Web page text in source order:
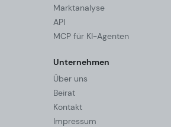
Marktanalyse
API
MCP für KI-Agenten
Unternehmen
Über uns
Beirat
Kontakt
Impressum